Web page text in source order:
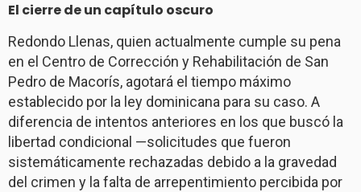
El cierre de un capítulo oscuro
Redondo Llenas, quien actualmente cumple su pena
en el Centro de Corrección y Rehabilitación de San
Pedro de Macorís, agotará el tiempo máximo
establecido por la ley dominicana para su caso. A
diferencia de intentos anteriores en los que buscó la
libertad condicional —solicitudes que fueron
sistemáticamente rechazadas debido a la gravedad
del crimen y la falta de arrepentimiento percibida por